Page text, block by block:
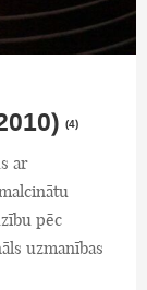
(4)
ar
pēc
uzmanības